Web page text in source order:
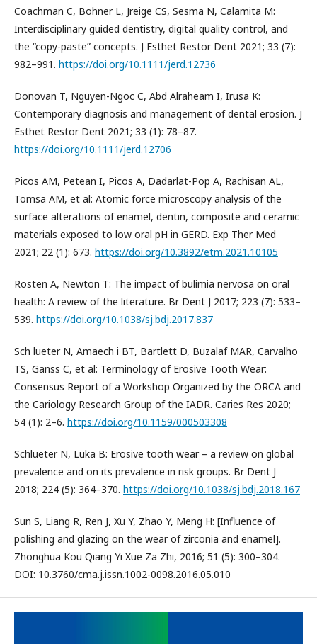
Coachman C, Bohner L, Jreige CS, Sesma N, Calamita M:
Interdisciplinary guided dentistry, digital quality control, and
the “copy-paste” concepts. J Esthet Restor Dent 2021; 33 (7):
982–991. https://doi.org/10.1111/jerd.12736
Donovan T, Nguyen-Ngoc C, Abd Alraheam I, Irusa K:
Contemporary diagnosis and management of dental erosion. J
Esthet Restor Dent 2021; 33 (1): 78–87.
https://doi.org/10.1111/jerd.12706
Picos AM, Petean I, Picos A, Dadarlat-Pop A, Rachisan AL,
Tomsa AM, et al: Atomic force microscopy analysis of the
surface alterations of enamel, dentin, composite and ceramic
materials exposed to low oral pH in GERD. Exp Ther Med
2021; 22 (1): 673. https://doi.org/10.3892/etm.2021.10105
Rosten A, Newton T: The impact of bulimia nervosa on oral
health: A review of the literature. Br Dent J 2017; 223 (7): 533–
539. https://doi.org/10.1038/sj.bdj.2017.837
Sch lueter N, Amaech i BT, Bartlett D, Buzalaf MAR, Carvalho
TS, Ganss C, et al: Terminology of Erosive Tooth Wear:
Consensus Report of a Workshop Organized by the ORCA and
the Cariology Research Group of the IADR. Caries Res 2020;
54 (1): 2–6. https://doi.org/10.1159/000503308
Schlueter N, Luka B: Erosive tooth wear – a review on global
prevalence and on its prevalence in risk groups. Br Dent J
2018; 224 (5): 364–370. https://doi.org/10.1038/sj.bdj.2018.167
Sun S, Liang R, Ren J, Xu Y, Zhao Y, Meng H: [Influence of
polishing and glazing on the wear of zirconia and enamel].
Zhonghua Kou Qiang Yi Xue Za Zhi, 2016; 51 (5): 300–304.
DOI: 10.3760/cma.j.issn.1002-0098.2016.05.010